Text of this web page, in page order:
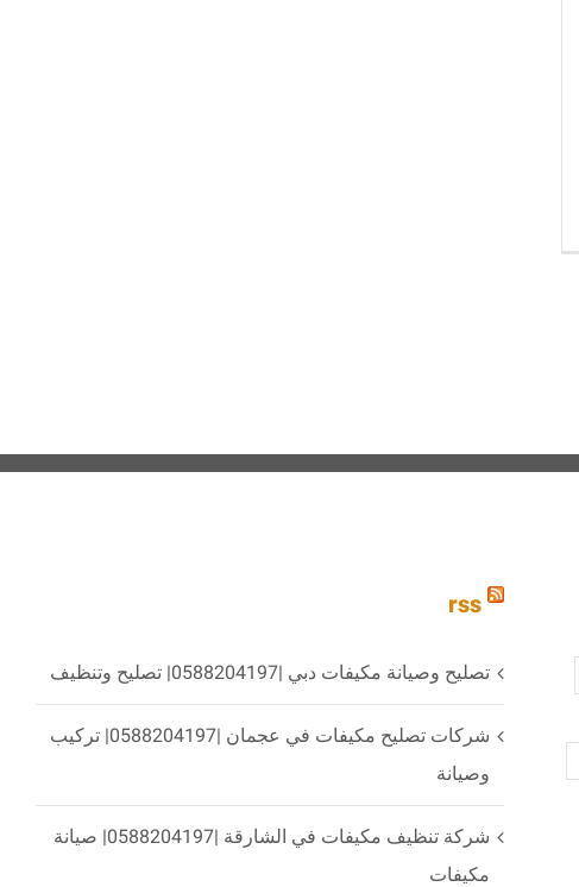
rss
تصليح وصيانة مكيفات دبي |0588204197| تصليح وتنظيف
شركات تصليح مكيفات في عجمان |0588204197| تركيب
وصيانة
شركة تنظيف مكيفات في الشارقة |0588204197| صيانة
مكيفات